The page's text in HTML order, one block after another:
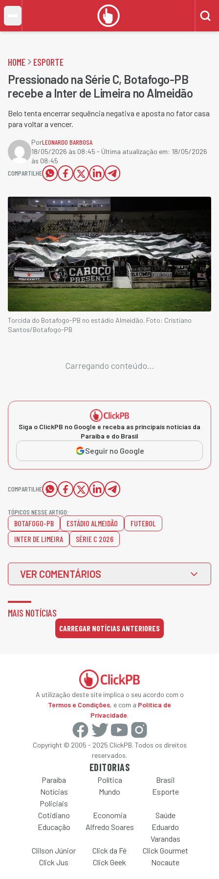
HOME ESPORTE
Pressionado na Série C, Botafogo-PB
recebe a Inter de Limeira no Almeidão
Belo tenta encerrar sequência negativa e aposta no fator casa
para voltar a vencer.
PorLEONARDO BARBOSA
18/05/2026 às 08:45 - Última atualização em: 18/05/2026
às 08:45
COMPARTILHE
Torcida do Botafogo-PB no estádio Almeidão. Foto: Cristiano
Santos/Botafogo-PB
Carregando conteúdo...
Siga o ClickPB no Google e receba as principais notícias da
Paraíba e do Brasil
Seguir no Google
COMPARTILHE
TÓPICOS NESSE ARTIGO:
BOTAFOGO-PB ESTÁDIO ALMEIDÃO
FUTEBOL
INTER DE LIMEIRA
SÉRIE C 2026
VER COMENTÁRIOS
MAIS NOTÍCIAS
CARREGAR NOTÍCIAS ANTERIORES
A utilização deste site implica o seu acordo com o
Termos e Condições, e com a Política de
Privacidade.
Copyright © 2005 - 2025 ClickPB. Todos os direitos
reservados.
EDITORIAS
Paraíba Política
Brasil
Notícias
Policiais
Mundo Esporte
Cotidiano Economia
Saúde
Educação
Alfredo Soares
Eduardo
Varandas
Clilson Júnior
Click da Fé
Click Gourmet
Click Jus
Click Geek Nocaute